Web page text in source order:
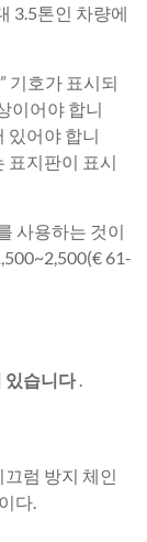
3.5톤인 차량에
기호가 표시되
이어야 합니
있어야 합니
표지판이 표시
사용하는 것이
61-
있습니다.
럼 방지 체인
다.